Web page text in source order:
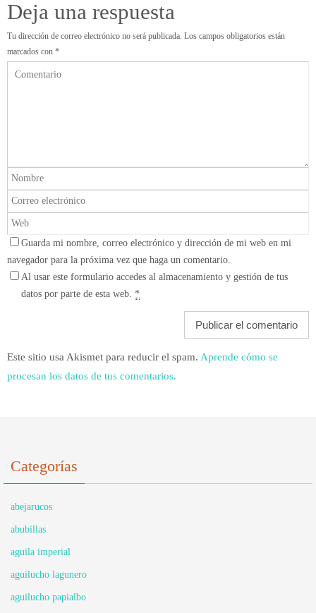
Deja una respuesta
Tu dirección de correo electrónico no será publicada. Los campos obligatorios están
marcados con *
Guarda mi nombre, correo electrónico y dirección de mi web en mi
navegador para la próxima vez que haga un comentario.
Al usar este formulario accedes al almacenamiento y gestión de tus
datos por parte de esta web. *
Este sitio usa Akismet para reducir el spam. Aprende cómo se
procesan los datos de tus comentarios.
Categorías
abejarucos
abubillas
aguila imperial
aguilucho lagunero
aguilucho papialbo